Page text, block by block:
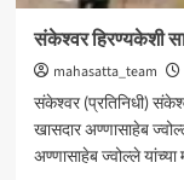
संकेश्वर हिरण्यकेशी
mahasatta_team
संकेश्वर (प्रतिनिधी)
खासदार अण्णासाहेब
अण्णासाहेब ज्वोल्ले यांच्या